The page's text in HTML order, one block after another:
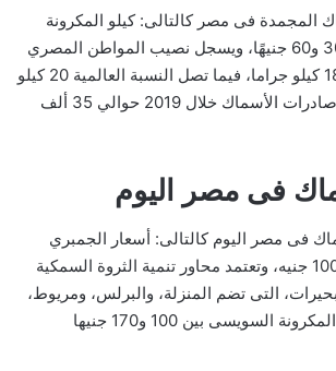
المجمدة فى مصر كالتالى: كيلو المكرونة
المجمدة تراوح بين 30 و60 جنيهًا، ويسجل نصيب المواطن المصري
من الإنتاج السمكى 18 كيلو جراما، فيما تصل النسبة العالمية 20 كيلو
جراما سنويًا، وبلغت صادرات الأسماك خلال 2019 حوالي 35 ألف
فى مصر اليوم
فى مصر اليوم كالتالى: أسعار الجمبري
تراوحت بين 250 و1000 جنيه، وتعتمد محاور تنمية الثروة السمكية
التى تضم المنزلة، والبرلس، ومريوط،
والبردويل، وتراوحت المكرونة السويسى بين 100 و170 جنيها